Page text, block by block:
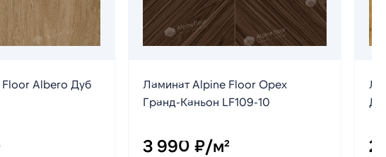
Albero Дуб
Ламинат Alpine Floor Орех
Гранд-Каньон LF109-10
3 990 ₽/м² 2